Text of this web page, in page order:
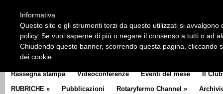
CLUB COMMUNICATOR
Rassegna stampa Videoconferenze Eventi del mese Il Club
RUBRICHE » Pubblicazioni Rotaryfermo Channel »
Informativa
Questo sito o gli strumenti terzi da questo utilizzati si
policy. Se vuoi saperne di più o negare il consenso a tutti o ad
Chiudendo questo banner, scorrendo questa pagina, cliccando
dei cookie.